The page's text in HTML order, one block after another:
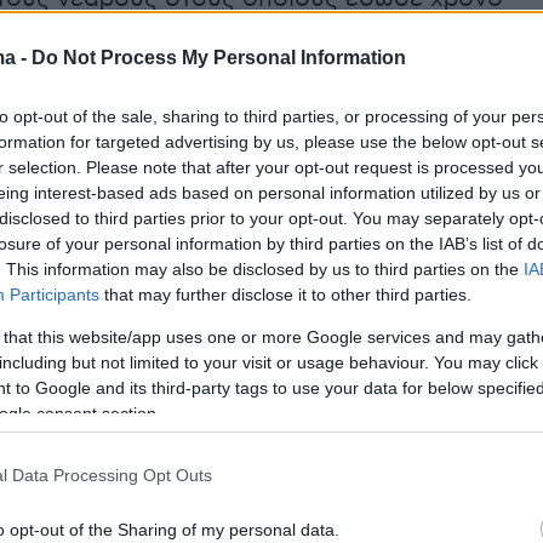
- Do Not Process My Personal Information
opt-out of the sale, sharing to third parties, or processing of your
for targeted advertising by us, please use the below opt-out
selection. Please note that after your opt-out request is processed
interest-based ads based on personal information utilized by us
to third parties prior to your opt-out. You may separately
of your personal information by third parties on the IAB’s list of
This information may also be disclosed by us to third parties on the
Participants that may further disclose it to other third parties.
that this website/app uses one or more Google services and may
but not limited to your visit or usage behaviour. You may
to Google and its third-party tags to use your data for below
consent section.
Data Processing Opt Outs
opt-out of the Sharing of my personal data.
έδρας νίκη 2-1 επί της Βίκινγκουρ πέτυχε
η οποία βρέθηκε στην 6η θέση κι ελπίζει
πρόκριση. Οι Σουηδοί παρά το
ολοκλήρωσαν το ματς με δέκα παίκτες,
πάρουν το τρίποντο και να αφήσουν πίσω
Στο 62΄ο Κοσούγκι άνοιξε το σκορ, ενώ
σημείωσε το 2-0. Ο Σιγκούρπαλσον
1 για τη Βίκινγκουρ, η οποία πίεσε αρκετά
του Τένο, χωρίς όμως αποτέλεσμα.